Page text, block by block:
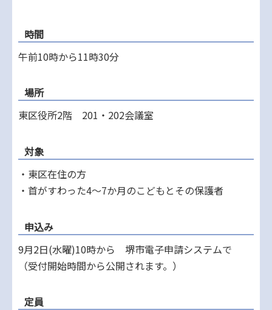
時間
午前10時から11時30分
場所
東区役所2階 201・202会議室
対象
・東区在住の方
・首がすわった4～7か月のこどもとその保護者
申込み
9月2日(水曜)10時から 堺市電子申請システムで
（受付開始時間から公開されます。）
定員